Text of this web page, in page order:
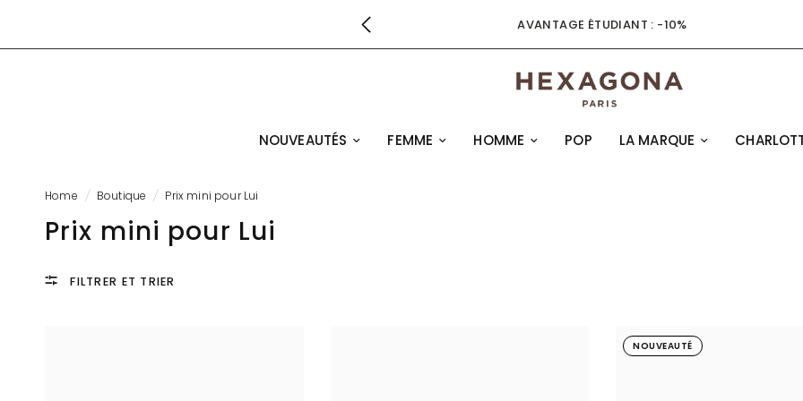
AVANTAGE ÉTUDIANT : -10%
NOUVEAUTÉS FEMME HOMME POP LA MARQUE
Home / Boutique / Prix mini pour Lui
Prix mini pour Lui
FILTRER ET TRIER
NOUVEAUTÉ